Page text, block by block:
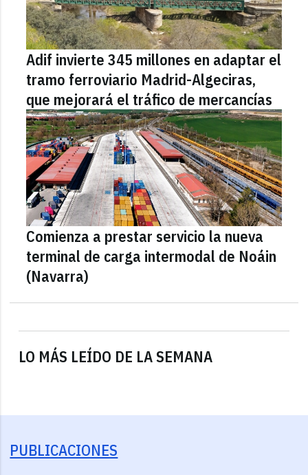
LO MÁS LEÍDO DE LA SEMANA
Adif invierte 345 millones en adaptar el
tramo ferroviario Madrid-Algeciras,
que mejorará el tráfico de mercancías
Comienza a prestar servicio la nueva
terminal de carga intermodal de Noáin
(Navarra)
PUBLICACIONES